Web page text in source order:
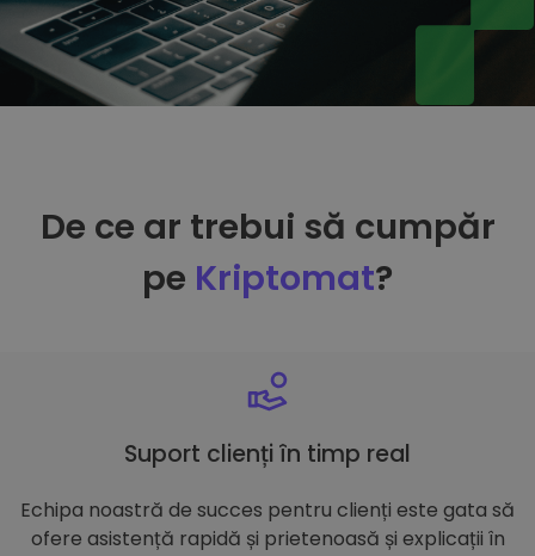
De ce ar trebui să cumpăr
pe Kriptomat?
Suport clienți în timp real
Echipa noastră de succes pentru clienți este gata să
ofere asistență rapidă și prietenoasă și explicații în